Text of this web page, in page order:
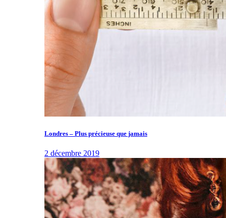
Londres – Plus précieuse que jamais
2 décembre 2019